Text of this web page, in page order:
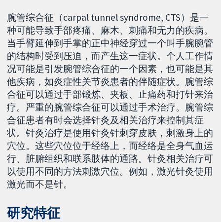
腕管综合征（carpal tunnel syndrome, CTS）是一
种可能导致手部疼痛、麻木、刺痛和无力的疾病。
当手臂延伸到手掌的正中神经穿过一个叫手腕腕管
的结构时受到压迫，而产生这一症状。个人工作情
况可能是引发腕管综合征的一个因素，也可能是其
他疾病，如炎症性关节炎患者的伴随症状。腕管综
合征可以通过手部锻炼、夹板、止痛药和打针来治
疗。严重的腕管综合征可以通过手术治疗。腕管综
合征患者有时会选择针灸及相关治疗来控制其症
状。针灸治疗是使用针灸针刺穿皮肤，刺激身上的
穴位。这些穴位位于经络上，而经络是全身气血运
行、脏腑组织和联系肢体的通路。针灸相关治疗可
以使用不同的方法刺激穴位。例如，激光针灸使用
激光而不是针。
研究特征